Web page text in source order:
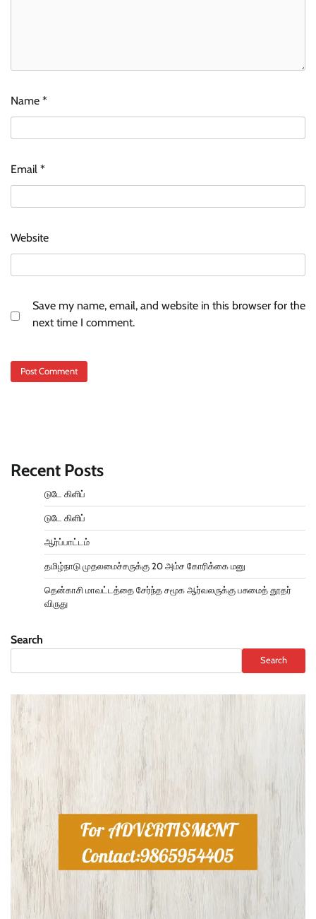
Name *
Email *
Website
Save my name, email, and website in this browser for the
next time I comment.
Recent Posts
டுடே கிளிப்
டுடே கிளிப்
ஆர்ப்பாட்டம்
தமிழ்நாடு முதலமைச்சருக்கு 20 அம்ச கோரிக்கை மனு
தென்காசி மாவட்டத்தை சேர்ந்த சமூக ஆர்வலருக்கு பசுமைத் தூதர்
விருது
Search
Search